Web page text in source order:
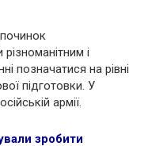
і
позначатися на рівні
підготовки. У
армії.
зробити